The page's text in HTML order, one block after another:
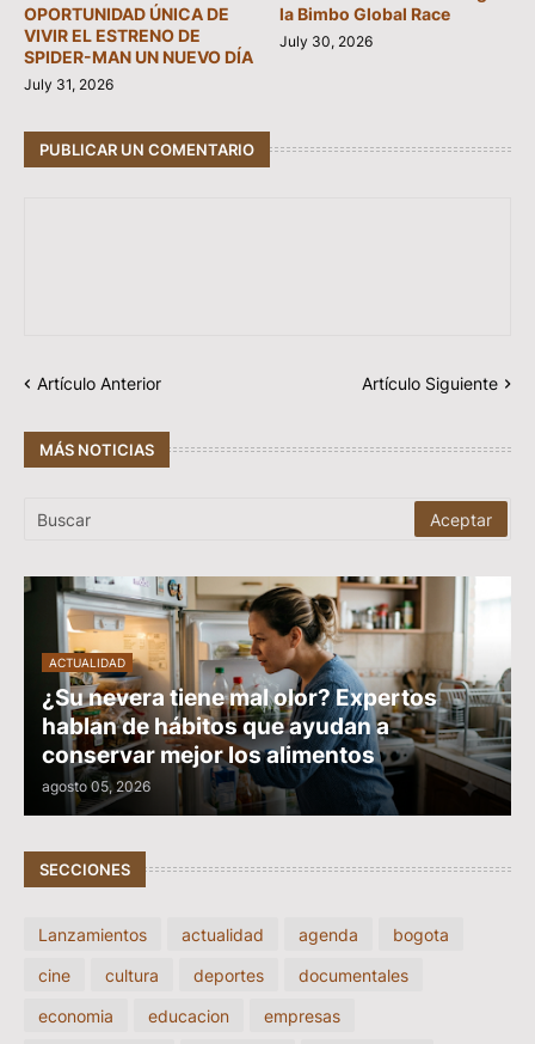
OPORTUNIDAD ÚNICA DE
VIVIR EL ESTRENO DE
SPIDER-MAN UN NUEVO DÍA
July 31, 2026
la Bimbo Global Race
July 30, 2026
PUBLICAR UN COMENTARIO
Artículo Anterior Artículo Siguiente
MÁS NOTICIAS
ACTUALIDAD
¿Su nevera tiene mal olor? Expertos
hablan de hábitos que ayudan a
conservar mejor los alimentos
agosto 05, 2026
SECCIONES
Lanzamientos actualidad agenda
bogota
cine
cultura deportes
documentales
economia
educacion
empresas